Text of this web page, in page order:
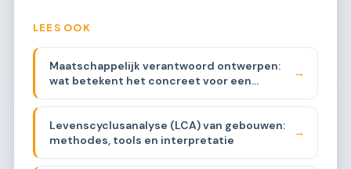
LEES OOK
Maatschappelijk verantwoord ontwerpen:
wat betekent het concreet voor een
architect
→
Levenscyclusanalyse (LCA) van gebouwen:
methodes, tools en interpretatie
→